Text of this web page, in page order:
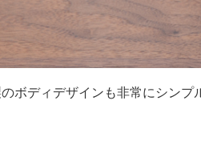
ボディデザインも非常にシン